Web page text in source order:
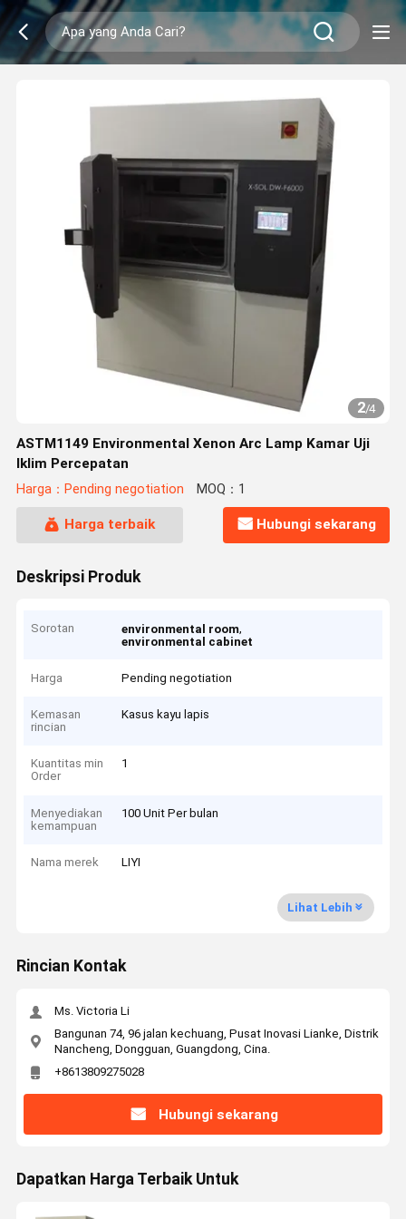
2/4
ASTM1149 Environmental Xenon Arc Lamp Kamar Uji
Iklim Percepatan
Harga：Pending negotiation MOQ：1
Harga terbaik Hubungi sekarang
Deskripsi Produk
Sorotan environmental room,
environmental cabinet
Harga Pending negotiation
Kemasan
rincian
Kasus kayu lapis
Kuantitas min
Order
1
Menyediakan
kemampuan
100 Unit Per bulan
Nama merek LIYI
Lihat Lebih
Rincian Kontak
Ms. Victoria Li
Bangunan 74, 96 jalan kechuang, Pusat Inovasi Lianke, Distrik
Nancheng, Dongguan, Guangdong, Cina.
+8613809275028
Hubungi sekarang
Dapatkan Harga Terbaik Untuk